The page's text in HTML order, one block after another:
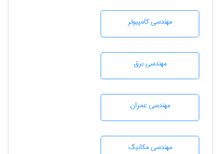
مهندسی كامپيوتر
مهندسی برق
مهندسی عمران
مهندسی مکانیک